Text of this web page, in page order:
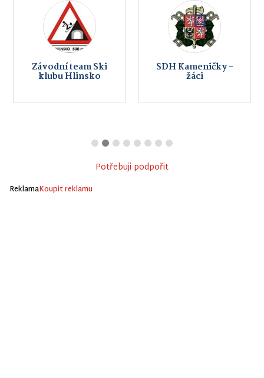
Závodní team Ski
klubu Hlinsko
SDH Kameničky -
žáci
Potřebuji podpořit
ReklamaKoupit reklamu